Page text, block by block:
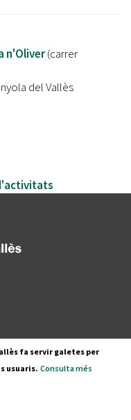
n'Oliver(carrer
del Vallès
fa servir galetes per
usuaris. Consulta més